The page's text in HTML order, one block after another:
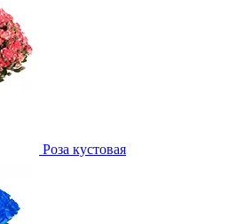
Роза кустовая